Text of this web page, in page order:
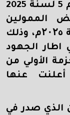
الجمهورية علي اصدار قانون رقم 5 لسنة 2025
الممولين
۲۰۲٥م، وذلك
اطار الجهود
الأولي من
أعلنت عنها
الذي صدر في